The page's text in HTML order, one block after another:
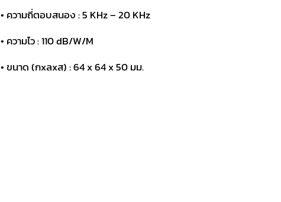
• ความถี่ตอบสนอง : 5 KHz – 20 KHz
• ความไว : 110 dB/W/M
• ขนาด (กxลxส) : 64 x 64 x 50 มม.